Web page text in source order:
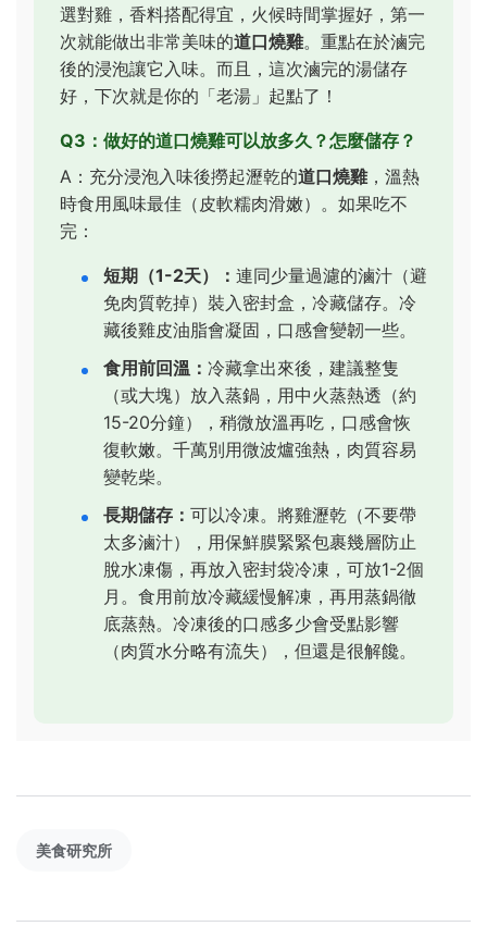
選對雞，香料搭配得宜，火候時間掌握好，第一
次就能做出非常美味的道口燒雞。重點在於滷完
後的浸泡讓它入味。而且，這次滷完的湯儲存
好，下次就是你的「老湯」起點了！
Q3：做好的道口燒雞可以放多久？怎麼儲存？
A：充分浸泡入味後撈起瀝乾的道口燒雞，溫熱
時食用風味最佳（皮軟糯肉滑嫩）。如果吃不
完：
短期（1-2天）： 連同少量過濾的滷汁（避
免肉質乾掉）裝入密封盒，冷藏儲存。冷
藏後雞皮油脂會凝固，口感會變韌一些。
食用前回溫： 冷藏拿出來後，建議整隻
（或大塊）放入蒸鍋，用中火蒸熱透（約
15-20分鐘），稍微放溫再吃，口感會恢
復軟嫩。千萬別用微波爐強熱，肉質容易
變乾柴。
長期儲存： 可以冷凍。將雞瀝乾（不要帶
太多滷汁），用保鮮膜緊緊包裹幾層防止
脫水凍傷，再放入密封袋冷凍，可放1-2個
月。食用前放冷藏緩慢解凍，再用蒸鍋徹
底蒸熱。冷凍後的口感多少會受點影響
（肉質水分略有流失），但還是很解饞。
美食研究所